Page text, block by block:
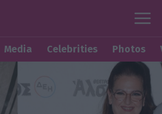
Media Celebrities Photos